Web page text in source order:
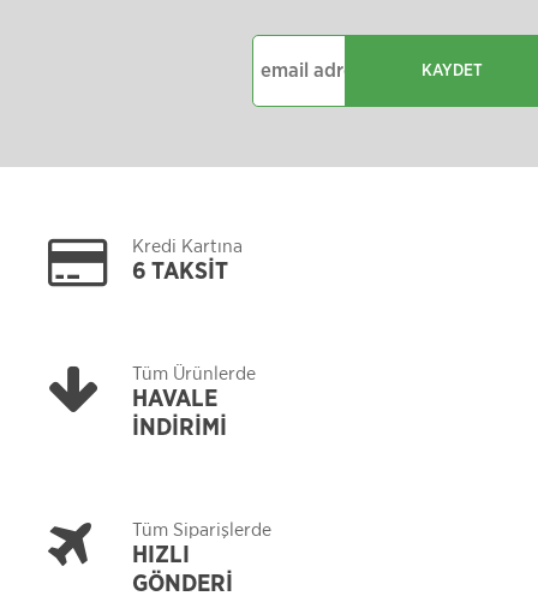
KAYDET
Kredi Kartına
6 TAKSİT
Tüm Ürünlerde
HAVALE
İNDİRİMİ
Tüm Siparişlerde
HIZLI
GÖNDERİ